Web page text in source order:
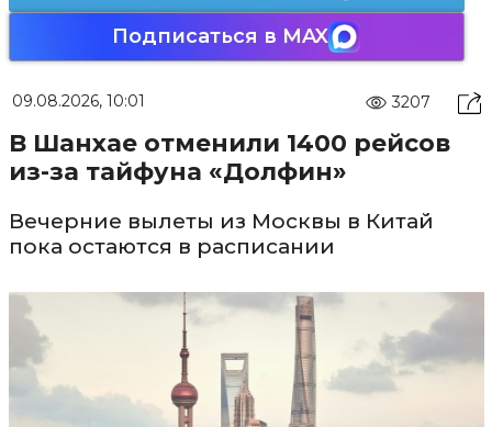
Подписаться в MAX
09.08.2026, 10:01 3207
В Шанхае отменили 1400 рейсов
из-за тайфуна «Долфин»
Вечерние вылеты из Москвы в Китай
пока остаются в расписании